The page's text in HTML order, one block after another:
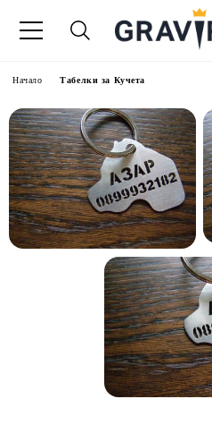
Начало Табелки за Кучета